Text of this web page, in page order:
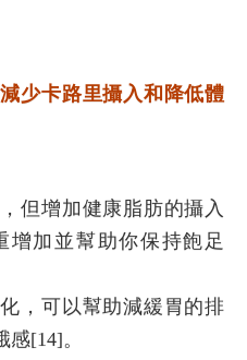
少卡路里攝入和降低體
但增加健康脂肪的攝入
增加並幫助你保持飽足
，可以幫助減緩胃的排
[14]。